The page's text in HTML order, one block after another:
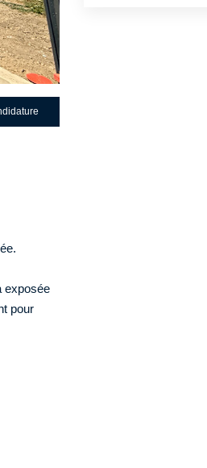
exposée
pour